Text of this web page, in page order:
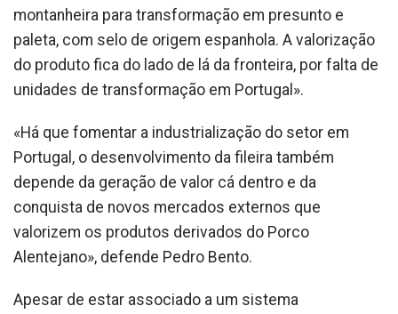
montanheira para transformação em presunto e
paleta, com selo de origem espanhola. A valorização
do produto fica do lado de lá da fronteira, por falta de
unidades de transformação em Portugal».
«Há que fomentar a industrialização do setor em
Portugal, o desenvolvimento da fileira também
depende da geração de valor cá dentro e da
conquista de novos mercados externos que
valorizem os produtos derivados do Porco
Alentejano», defende Pedro Bento.
Apesar de estar associado a um sistema